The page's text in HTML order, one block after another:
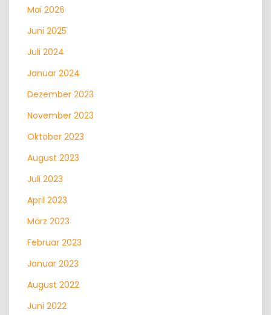
Mai 2026
Juni 2025
Juli 2024
Januar 2024
Dezember 2023
November 2023
Oktober 2023
August 2023
Juli 2023
April 2023
März 2023
Februar 2023
Januar 2023
August 2022
Juni 2022